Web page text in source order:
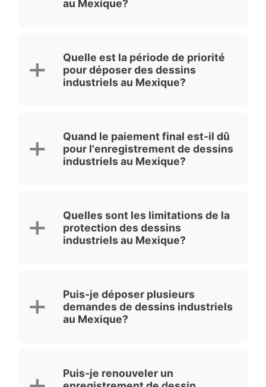
au Mexique?
Quelle est la période de priorité
pour déposer des dessins
industriels au Mexique?
Quand le paiement final est-il dû
pour l'enregistrement de dessins
industriels au Mexique?
Quelles sont les limitations de la
protection des dessins
industriels au Mexique?
Puis-je déposer plusieurs
demandes de dessins industriels
au Mexique?
Puis-je renouveler un